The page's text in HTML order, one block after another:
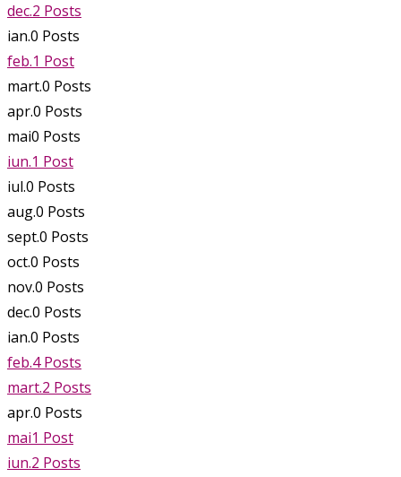
dec.2 Posts
ian.0 Posts
feb.1 Post
mart.0 Posts
apr.0 Posts
mai0 Posts
iun.1 Post
iul.0 Posts
aug.0 Posts
sept.0 Posts
oct.0 Posts
nov.0 Posts
dec.0 Posts
ian.0 Posts
feb.4 Posts
mart.2 Posts
apr.0 Posts
mai1 Post
iun.2 Posts